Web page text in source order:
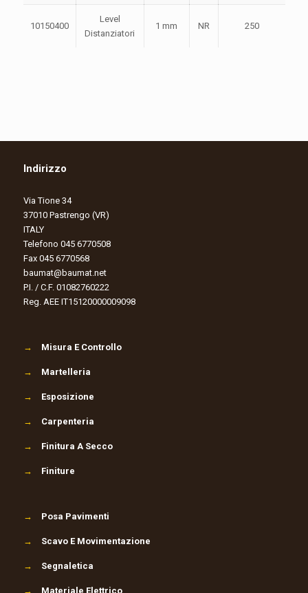
10150400
Level
Distanziatori
1 mm NR 250
Indirizzo
Via Tione 34
37010 Pastrengo (VR)
ITALY
Telefono 045 6770508
Fax 045 6770568
baumat@baumat.net
P.I. / C.F. 01082760222
Reg. AEE IT15120000009098
→ Misura E Controllo
→ Martelleria
→ Esposizione
→ Carpenteria
→ Finitura A Secco
→ Finiture
→ Posa Pavimenti
→ Scavo E Movimentazione
→ Segnaletica
→ Materiale Elettrico